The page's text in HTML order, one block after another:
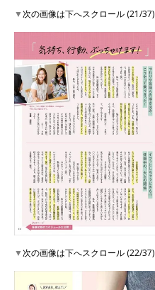
▼次の画像は下へスクロール (21/37)
▼次の画像は下へスクロール (22/37)